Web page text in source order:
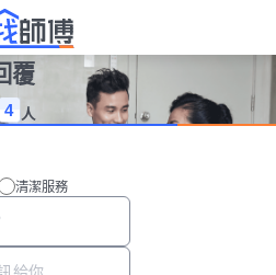
覆
4 人
清潔服務